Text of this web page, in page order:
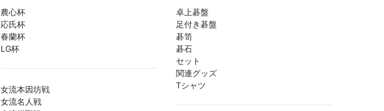
農心杯
応氏杯
春蘭杯
LG杯
女流本因坊戦
女流名人戦
卓上碁盤
足付き碁盤
碁笥
碁石
セット
関連グッズ
Tシャツ